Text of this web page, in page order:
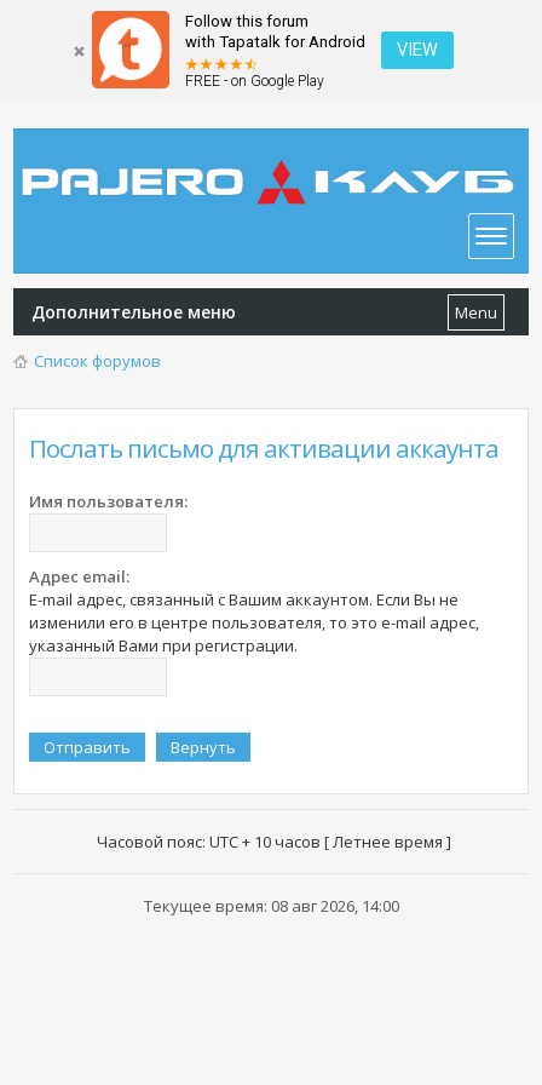
Follow this forum
with Tapatalk for Android
FREE - on Google Play
VIEW
Дополнительное меню Menu
Список форумов
Послать письмо для активации аккаунта
Имя пользователя:
Адрес email:
E-mail адрес, связанный с Вашим аккаунтом. Если Вы не
изменили его в центре пользователя, то это e-mail адрес,
указанный Вами при регистрации.
Часовой пояс: UTC + 10 часов [ Летнее время ]
Текущее время: 08 авг 2026, 14:00